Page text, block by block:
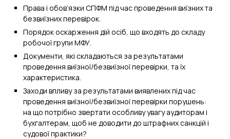
Права і обов’язки СПФМ під час проведення виїзних та
безвиїзних перевірок.
Порядок оскарження дій осіб, що входять до складу
робочої групи МФУ.
Документи, які складаються за результатами
проведення виїзної/безвиїзної перевірки, та їх
характеристика.
Заходи впливу за результатами виявлених під час
проведення виїзної/безвиїзної перевірки порушень:
на що потрібно звертати особливу увагу аудиторам і
бухгалтерам, щоб не доводити до штрафних санкцій і
судової практики?